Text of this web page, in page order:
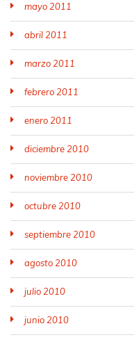
mayo 2011
abril 2011
marzo 2011
febrero 2011
enero 2011
diciembre 2010
noviembre 2010
octubre 2010
septiembre 2010
agosto 2010
julio 2010
junio 2010